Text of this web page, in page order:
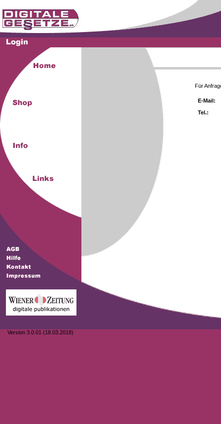
Version 3.0.01 (18.03.2018)
Für
E-Mail:
Tel.: